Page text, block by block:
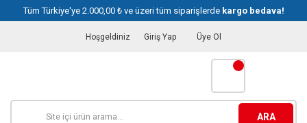
Tüm Türkiye'ye 2.000,00 ₺ ve üzeri tüm siparişlerde kargo bedava!
Hoşgeldiniz Giriş Yap Üye Ol
ARA